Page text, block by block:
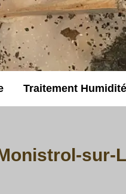
Traitement Humidité
sur-